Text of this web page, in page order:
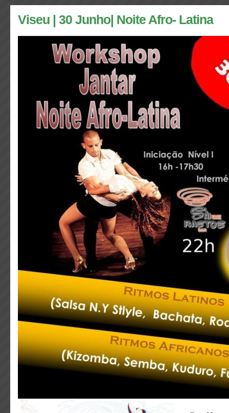
Viseu | 30 Junho| Noite Afro- Latina